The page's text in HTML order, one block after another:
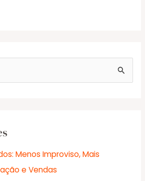
Menos Improviso, Mais
e Vendas